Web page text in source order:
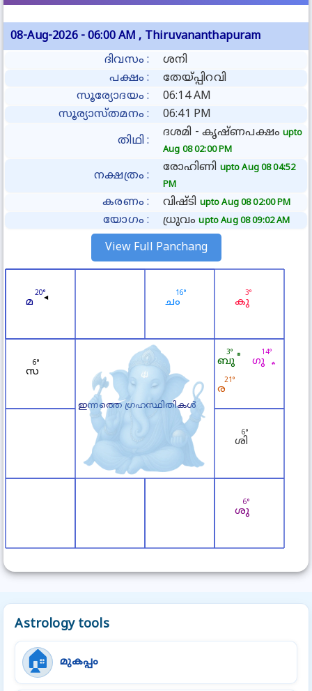
08-Aug-2026- 06:00 AM , Thiruvananthapuram
ദിവസം :
ശനി
പക്ഷം :
തേയ്പ്പിറവി
സൂര്യോദയം :
06:14 AM
സൂര്യാസ്തമനം :
06:41 PM
തിഥി:
ദശമി - കൃഷ്ണപക്ഷം upto
Aug 08 02:00 PM
നക്ഷത്രം :
രോഹിണി upto Aug 08 04:52
PM
കരണം : വിഷ്ടി upto Aug 08 02:00 PM
യോഗം : ധ്രുവം upto Aug 08 09:02 AM
View Full Panchang
Astrology tools
🏠 മുകപ്പം